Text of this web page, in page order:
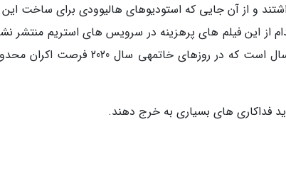
و از آن جایی که استودیوهای هالیوودی برای ساخت این
از این فیلم های پرهزینه در سرویس های استریم منتشر
اما فیلم سرزمین سبز یکی از فیلم های اکشن قابل قبول سال است که در روزهای خاتمهی سال
فداکاری های بسیاری به خرج دهند.